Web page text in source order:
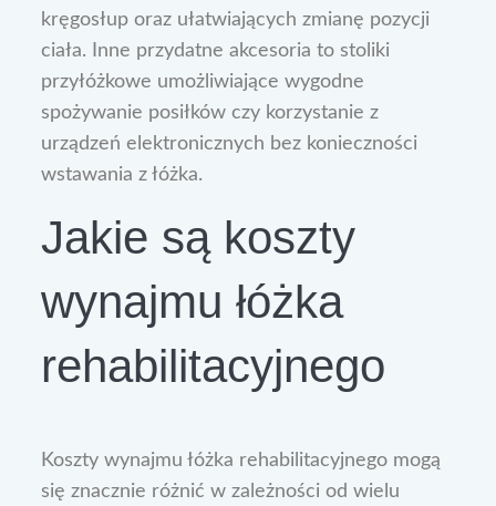
kręgosłup oraz ułatwiających zmianę pozycji
ciała. Inne przydatne akcesoria to stoliki
przyłóżkowe umożliwiające wygodne
spożywanie posiłków czy korzystanie z
urządzeń elektronicznych bez konieczności
wstawania z łóżka.
Jakie są koszty
wynajmu łóżka
rehabilitacyjnego
Koszty wynajmu łóżka rehabilitacyjnego mogą
się znacznie różnić w zależności od wielu